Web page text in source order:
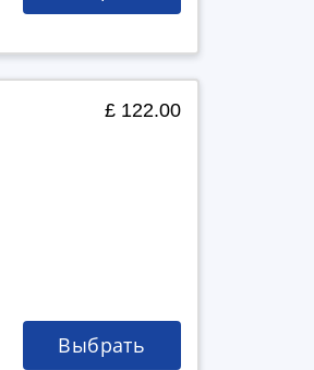
£ 122.00
Выбрать